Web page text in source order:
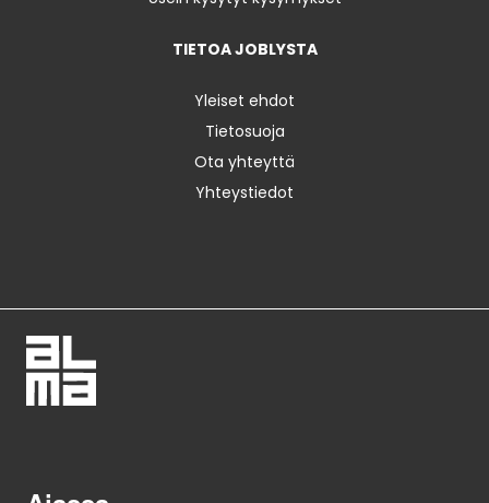
TIETOA JOBLYSTA
Yleiset ehdot
Tietosuoja
Ota yhteyttä
Yhteystiedot